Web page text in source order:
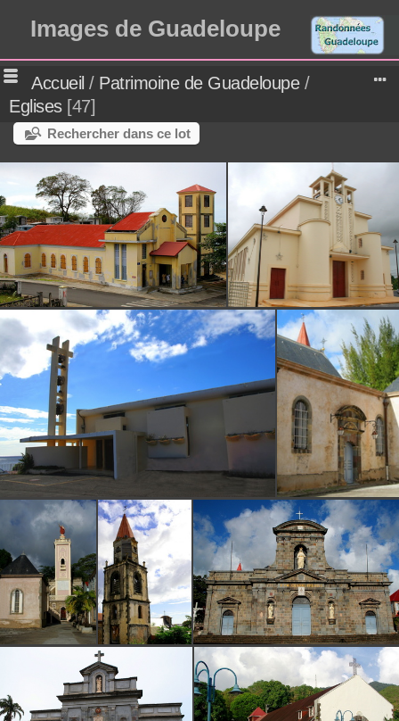
Images de Guadeloupe
Accueil / Patrimoine de Guadeloupe/
Eglises 47
Rechercher dans ce lot